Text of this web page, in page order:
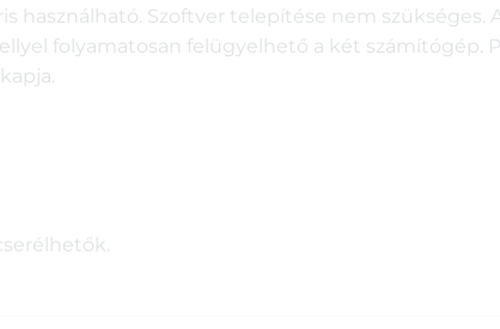
használható. Szoftver telepítése nem
folyamatosan felügyelhető a két számítógép.